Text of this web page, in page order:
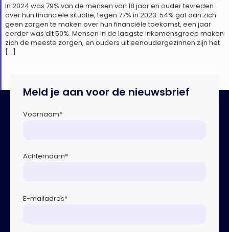
In 2024 was 79% van de mensen van 18 jaar en ouder tevreden
over hun financiële situatie, tegen 77% in 2023. 54% gaf aan zich
geen zorgen te maken over hun financiële toekomst, een jaar
eerder was dit 50%. Mensen in de laagste inkomensgroep maken
zich de meeste zorgen, en ouders uit eenoudergezinnen zijn het
[…]
Meld je aan voor de nieuwsbrief
Voornaam*
Achternaam*
E-mailadres*